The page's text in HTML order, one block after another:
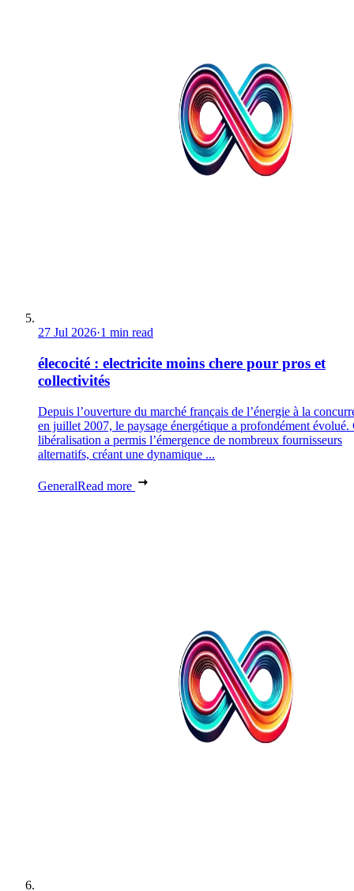
27 Jul 2026·1 min read
élecocité : electricite moins chere pour pros et
collectivités
Depuis l’ouverture du marché français de l’énergie à la
en juillet 2007, le paysage énergétique a profondément évolué.
libéralisation a permis l’émergence de nombreux fournisseurs
alternatifs, créant une dynamique ...
GeneralRead more